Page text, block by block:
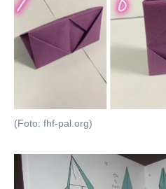
(Foto: fhf-pal.org)